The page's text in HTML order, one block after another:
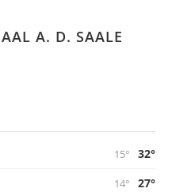
A. D. SAALE
15°
32°
14°
27°